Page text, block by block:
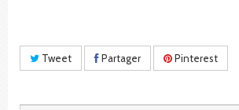
Tweet Partager Pinterest